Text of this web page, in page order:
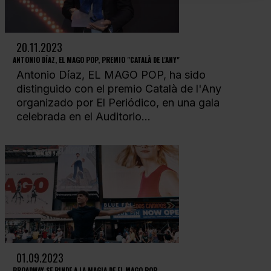
20.11.2023
ANTONIO DÍAZ, EL MAGO POP, PREMIO "CATALÀ DE L'ANY"
Antonio Díaz, EL MAGO POP, ha sido
distinguido con el premio Català de l'Any
organizado por El Periódico, en una gala
celebrada en el Auditorio...
01.09.2023